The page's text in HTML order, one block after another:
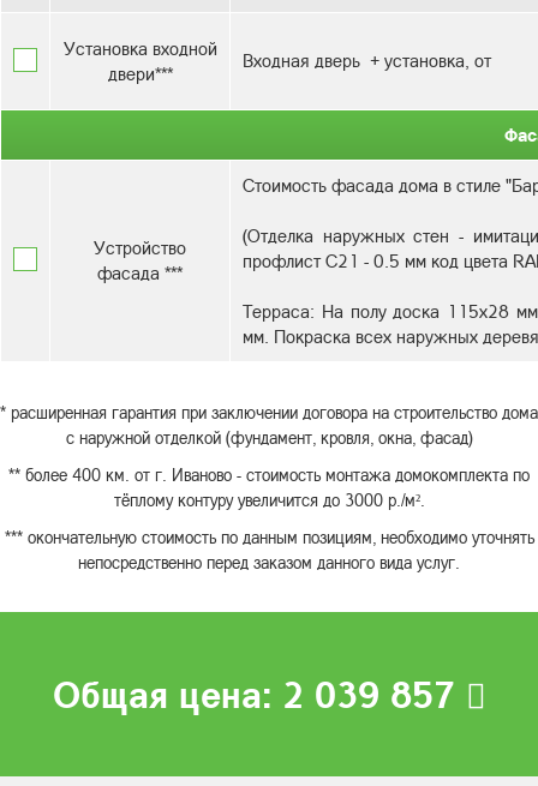
Установка входной
двери***
Входная дверь + установка, от
Устройство
фасада ***
Стоимость фасада дома в стиле
(Отделка наружных стен -
профлист С21 - 0.5 мм код цвета
Терраса: На полу доска 115х28
мм. Покраска всех наружных
* расширенная гарантия при заключении договора на строительство дома
с наружной отделкой (фундамент, кровля, окна, фасад)
** более 400 км. от г. Иваново - стоимость монтажа домокомплекта по
тёплому контуру увеличится до 3000 р./м².
*** окончательную стоимость по данным позициям, необходимо уточнять
непосредственно перед заказом данного вида услуг.
Общая цена: 2 039 857